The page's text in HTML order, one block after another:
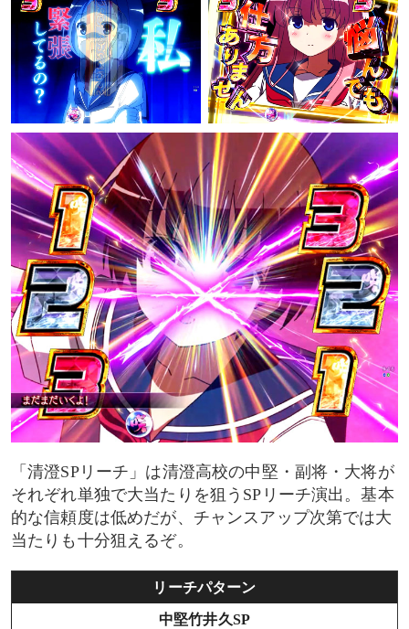
「清澄SPリーチ」は清澄高校の中堅・副将・大将が
それぞれ単独で大当たりを狙うSPリーチ演出。基本
的な信頼度は低めだが、チャンスアップ次第では大
当たりも十分狙えるぞ。
リーチパターン
中堅竹井久SP